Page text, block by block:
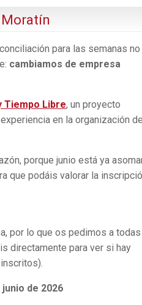
para las semanas no
cambiamos de empresa
Tiempo Libre, un proyecto
en la organización
porque junio está ya
que podáis valorar la
por lo que os pedimos a todas
directamente para ver si hay
junio de 2026